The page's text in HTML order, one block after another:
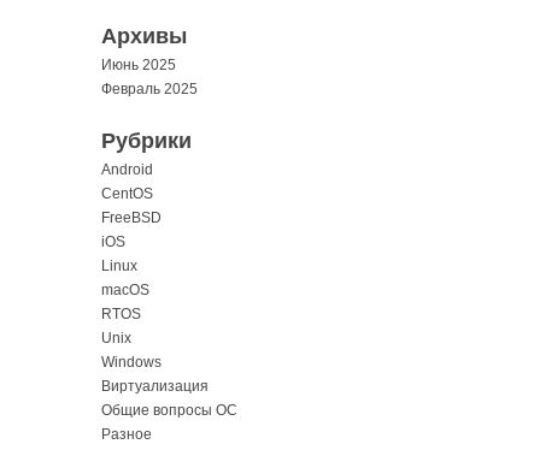
Архивы
Июнь 2025
Февраль 2025
Рубрики
Android
CentOS
FreeBSD
iOS
Linux
macOS
RTOS
Unix
Windows
Виртуализация
Общие вопросы ОС
Разное